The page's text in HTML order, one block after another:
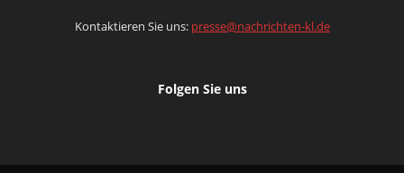
Kontaktieren Sie uns: presse@nachrichten-kl.de
Folgen Sie uns